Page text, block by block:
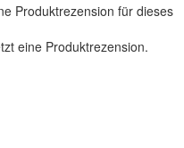
Produktrezension für dieses
eine Produktrezension.